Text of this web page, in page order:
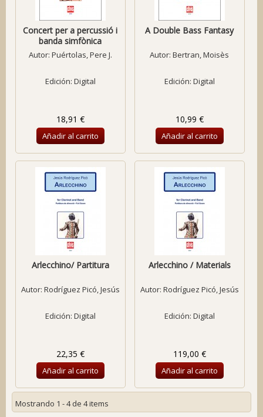
Concert per a percussió i
banda simfònica
Autor: Puértolas, Pere J.
Edición: Digital
18,91 €
Añadir al carrito
A Double Bass Fantasy
Autor:Bertran, Moisès
Edición: Digital
10,99 €
Añadir al carrito
Arlecchino/ Partitura
Autor: Rodríguez Picó, Jesús
Edición: Digital
22,35 €
Añadir al carrito
Arlecchino / Materials
Autor: Rodríguez Picó, Jesús
Edición: Digital
119,00 €
Añadir al carrito
Mostrando 1 - 4 de 4 items